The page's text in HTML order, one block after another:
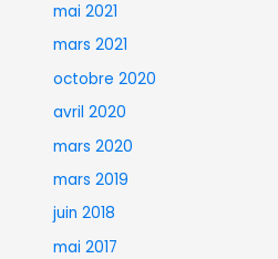
mai 2021
mars 2021
octobre 2020
avril 2020
mars 2020
mars 2019
juin 2018
mai 2017